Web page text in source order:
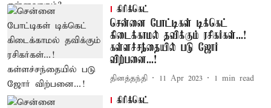
கிரிக்கெட்
சென்னை போட்டிகள் டிக்கெட்
கிடைக்காமல் தவிக்கும் ரசிகர்கள்...!
கள்ளச்சந்தையில் படு ஜோர்
விற்பனை...!
தினத்தந்தி 11 Apr 2023 1 min read
கிரிக்கெட்